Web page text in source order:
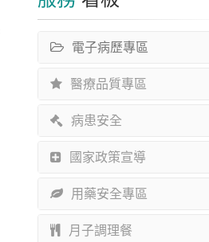
電子病歷專區
醫療品質專區
病患安全
國家政策宣導
用藥安全專區
月子調理餐